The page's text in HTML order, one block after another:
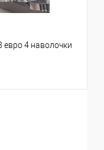
евро 4 наволочки